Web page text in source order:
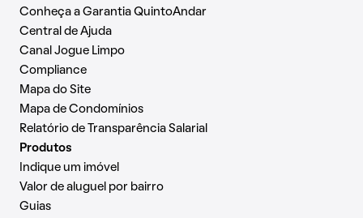
Conheça a Garantia QuintoAndar
Central de Ajuda
Canal Jogue Limpo
Compliance
Mapa do Site
Mapa de Condomínios
Relatório de Transparência Salarial
Produtos
Indique um imóvel
Valor de aluguel por bairro
Guias